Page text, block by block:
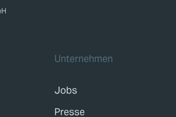
Unternehmen
Jobs
Presse